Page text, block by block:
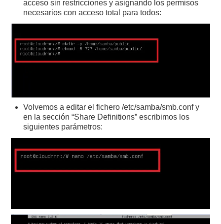
acceso sin restricciones y asignando los permisos
necesarios con acceso total para todos:
Volvemos a editar el fichero /etc/samba/smb.conf y
en la sección “Share Definitions” escribimos los
siguientes parámetros: